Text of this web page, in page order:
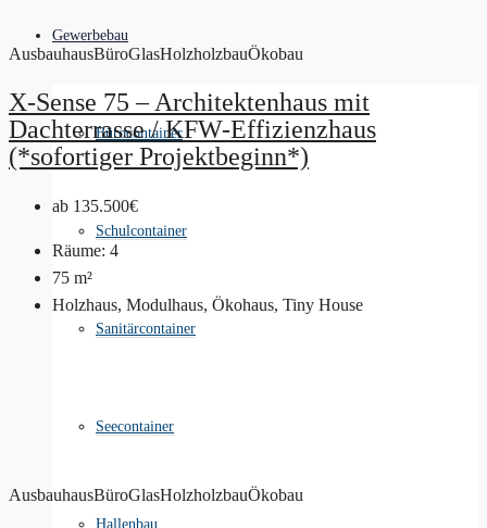
Gewerbebau
Bürocontainer
Schulcontainer
Sanitärcontainer
Seecontainer
Hallenbau
AusbauhausBüroGlasHolzholzbauÖkobau
X-Sense 75 – Architektenhaus mit
Dachterrasse / KFW-Effizienzhaus
(*sofortiger Projektbeginn*)
ab 135.500€
Räume: 4
75 m²
Holzhaus, Modulhaus, Ökohaus, Tiny House
AusbauhausBüroGlasHolzholzbauÖkobau